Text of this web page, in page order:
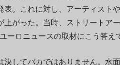
表。これに対し、アーティスト
上がった。当時、ストリートア
ーロニュースの取材にこう答え
決してバカではありません。水